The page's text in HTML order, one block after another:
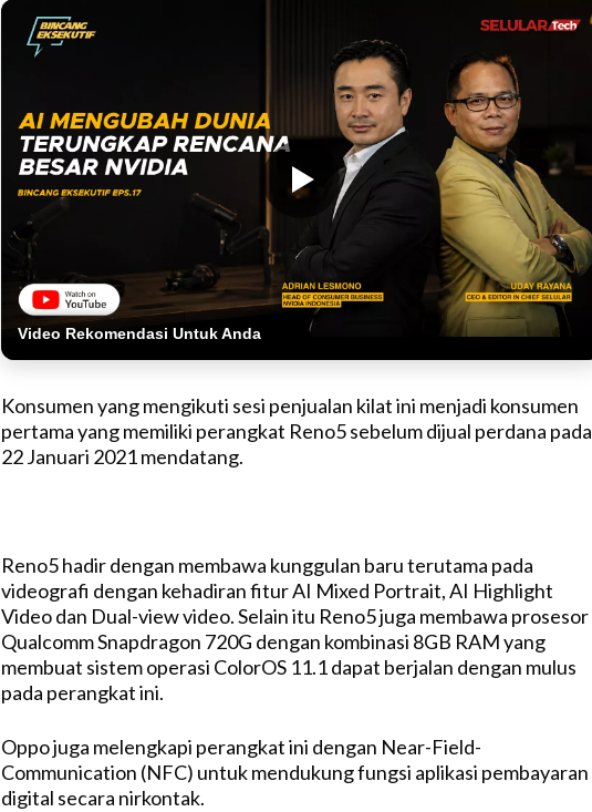
Video Rekomendasi Untuk Anda
Konsumen yang mengikuti sesi penjualan kilat ini menjadi konsumen
pertama yang memiliki perangkat Reno5 sebelum dijual perdana pada
22 Januari 2021 mendatang.
Reno5 hadir dengan membawa kunggulan baru terutama pada
videografi dengan kehadiran fitur AI Mixed Portrait, AI Highlight
Video dan Dual-view video. Selain itu Reno5 juga membawa prosesor
Qualcomm Snapdragon 720G dengan kombinasi 8GB RAM yang
membuat sistem operasi ColorOS 11.1 dapat berjalan dengan mulus
pada perangkat ini.
Oppo juga melengkapi perangkat ini dengan Near-Field-
Communication (NFC) untuk mendukung fungsi aplikasi pembayaran
digital secara nirkontak.